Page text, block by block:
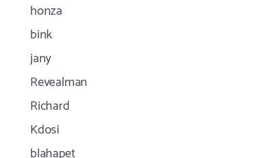
honza
bink
jany
Revealman
Richard
Kdosi
blahapet